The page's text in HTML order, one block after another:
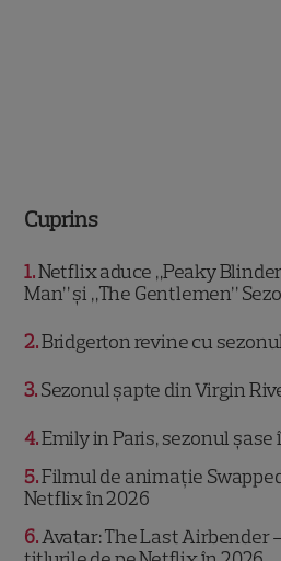
Cuprins
1 Netflix aduce „Peaky
Man” și „The Gentlemen”
2 Bridgerton revine cu
3 Sezonul șapte din Virgin
4 Emily in Paris, sezonul șase
5 Filmul de animație
Netflix în 2026
6 Avatar: The Last Airbender